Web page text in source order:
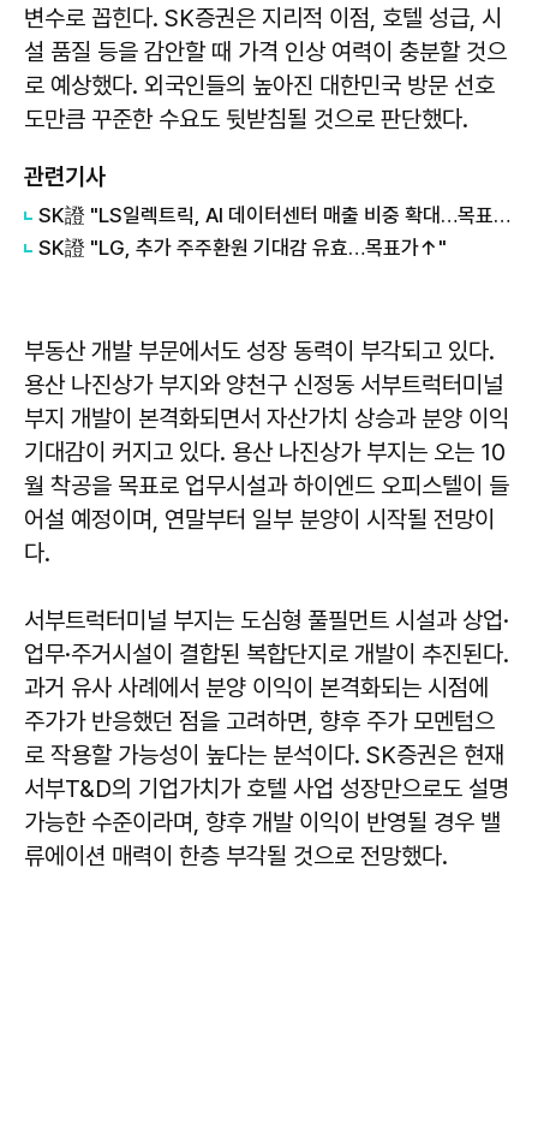
변수로 꼽힌다. SK증권은 지리적 이점, 호텔 성급, 시
설 품질 등을 감안할 때 가격 인상 여력이 충분할 것으
로 예상했다. 외국인들의 높아진 대한민국 방문 선호
도만큼 꾸준한 수요도 뒷받침될 것으로 판단했다.
관련기사
SK證 "LS일렉트릭, AI 데이터센터 매출 비중 확대…목표가 31만원↑"
SK證 "LG, 추가 주주환원 기대감 유효…목표가↑"
부동산 개발 부문에서도 성장 동력이 부각되고 있다.
용산 나진상가 부지와 양천구 신정동 서부트럭터미널
부지 개발이 본격화되면서 자산가치 상승과 분양 이익
기대감이 커지고 있다. 용산 나진상가 부지는 오는 10
월 착공을 목표로 업무시설과 하이엔드 오피스텔이 들
어설 예정이며, 연말부터 일부 분양이 시작될 전망이
다.
서부트럭터미널 부지는 도심형 풀필먼트 시설과 상업·
업무·주거시설이 결합된 복합단지로 개발이 추진된다.
과거 유사 사례에서 분양 이익이 본격화되는 시점에
주가가 반응했던 점을 고려하면, 향후 주가 모멘텀으
로 작용할 가능성이 높다는 분석이다. SK증권은 현재
서부T&D의 기업가치가 호텔 사업 성장만으로도 설명
가능한 수준이라며, 향후 개발 이익이 반영될 경우 밸
류에이션 매력이 한층 부각될 것으로 전망했다.